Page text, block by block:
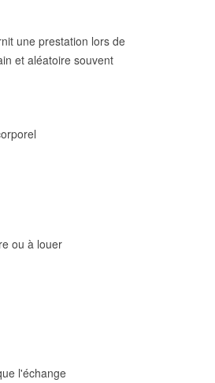
une prestation lors de
et aléatoire souvent
ou à louer
l'échange